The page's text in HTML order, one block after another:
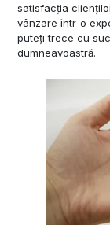
satisfacția
vânzare într-o
puteți trece cu
dumneavoastră.